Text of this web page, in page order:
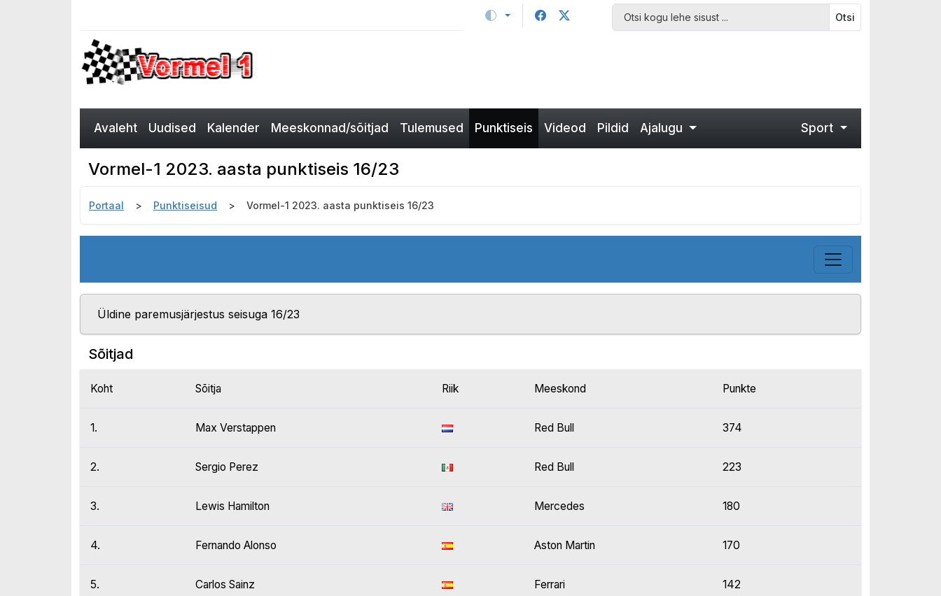
Otsi
Avaleht Uudised Kalender Meeskonnad/sõitjad Tulemused Punktiseis Videod Pildid Ajalugu Sport
Vormel-1 2023. aasta punktiseis 16/23
Portaal Punktiseisud Vormel-1 2023. aasta punktiseis 16/23
Üldine paremusjärjestus seisuga 16/23
Sõitjad
Koht Sõitja Riik Meeskond Punkte
1. Max Verstappen Red Bull 374
2. Sergio Perez Red Bull 223
3. Lewis Hamilton Mercedes 180
4. Fernando Alonso Aston Martin 170
5. Carlos Sainz Ferrari 142